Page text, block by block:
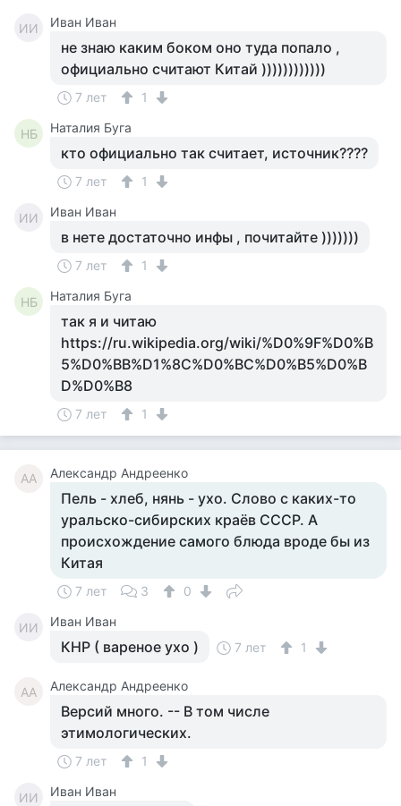
ИИ Иван Иван
не знаю каким боком оно туда попало ,
официально считают Китай ))))))))))))
7 лет 1
НБ Наталия Буга
кто официально так считает, источник????
7 лет 1
ИИ Иван Иван
в нете достаточно инфы , почитайте )))))))
7 лет 1
НБ Наталия Буга
так я и читаю
https://ru.wikipedia.org/wiki/%D0%9F%D0%B
5%D0%BB%D1%8C%D0%BC%D0%B5%D0%B
D%D0%B8
7 лет 1
АА Александр Андреенко
Пель - хлеб, нянь - ухо. Слово с каких-то
уральско-сибирских краёв СССР. А
происхождение самого блюда вроде бы из
Китая
7 лет 3 0
ИИ Иван Иван
КНР ( вареное ухо ) 7 лет 1
АА Александр Андреенко
Версий много. -- В том числе
этимологических.
7 лет 1
ИИ Иван Иван